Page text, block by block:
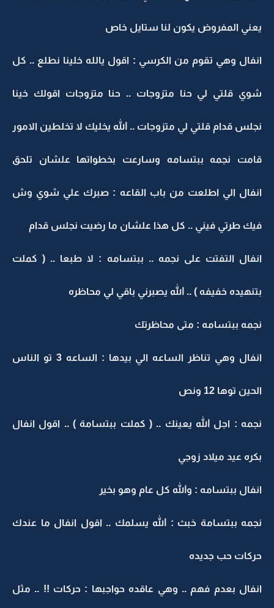
يعني المفروض يكون لنا ستايل خاص
انفال وهي تقوم من الكرسي : اقول يالله خلينا نطلع .. كل
شوي قلتي لي حنا متزوجات .. حنا متزوجات اقولك خينا
نجلس قدام قلتي لي متزوجات .. الله يخليك لا تخلطين الامور
قامت نجمه ببتسامه وسارعت بخطواتها علشان تلحق
انفال الي اطلعت من باب القاعه : صبرك علي شوي وش
فيك طرتي فيني .. كل هذا علشان ما رضيت نجلس قدام
انفال التفتت على نجمه .. ببتسامه : لا طبعا .. ( كملت
بتنهيده خفيفه ) .. الله يصبرني باقي لي محاظره
نجمه ببتسامه : متى محاظرتك
انفال وهي تناظر الساعه الي بيدها : الساعه 3 تو الناس
الحين توها 12 ونص
نجمه : اجل الله يعينك .. ( كملت ببتسامة ) .. اقول انفال
بكره عيد ميلاد زوجي
انفال ببتسامه : والله كل عام وهو بخير
نجمه ببتسامة خبث : الله يسلمك .. اقول انفال ما عندك
حركات حب جديده
انفال بعدم فهم .. وهي عاقده حواجبها : حركات !! .. مثل